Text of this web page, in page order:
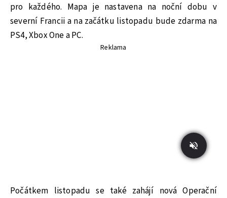
pro každého. Mapa je nastavena na noční dobu v
severní Francii a na začátku listopadu bude zdarma na
PS4, Xbox One a PC.
Reklama
Počátkem listopadu se také zahájí nová Operační